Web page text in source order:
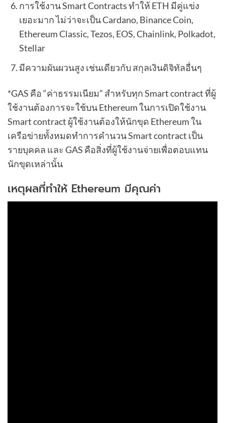
การใช้งาน Smart Contracts ทำให้ ETH มีคู่แข่ง
เยอะมาก ไม่ว่าจะเป็น Cardano, Binance Coin,
Ethereum Classic, Tezos, EOS, Chainlink, Polkadot,
Stellar
มีความผันผวนสูง เช่นเดียวกับ สกุลเงินดิจิทัลอื่นๆ
*GAS คือ “ค่าธรรมเนียม” สำหรับทุก Smart contract ที่ผู้
ใช้งานต้องการจะใช้บน Ethereum ในการเปิดใช้งาน
Smart contract ผู้ใช้งานต้องให้นักขุด Ethereum ใน
เครือข่ายทั้งหมดทำการคำนวน Smart contract เป็น
รายบุคคล และ GAS คือสิ่งที่ผู้ใช้งานจ่ายเพื่อตอบแทน
นักขุดเหล่านั้น
เหตุผลที่ทำให้ Ethereum มีคุณค่า